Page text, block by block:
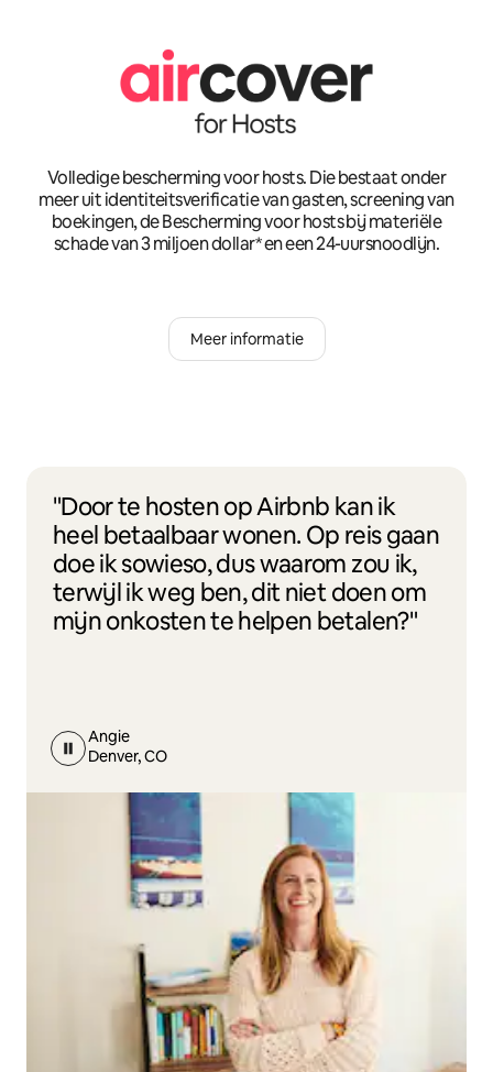
Volledige bescherming voor hosts. Die bestaat onder
meer uit identiteitsverificatie van gasten, screening van
boekingen, de Bescherming voor hosts bij materiële
schade van 3 miljoen dollar* en een 24-uursnoodlijn.
Meer informatie
"Door te hosten op Airbnb kan ik
heel betaalbaar wonen. Op reis gaan
doe ik sowieso, dus waarom zou ik,
terwijl ik weg ben, dit niet doen om
mijn onkosten te helpen betalen?"
Angie
Denver, CO